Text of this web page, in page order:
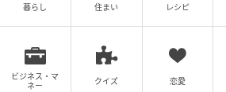
暮らし 住まい レシピ
ビジネス・マ
ネー
クイズ 恋愛